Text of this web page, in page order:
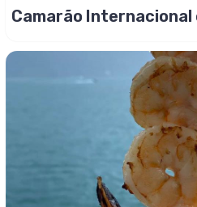
Camarão Internacional